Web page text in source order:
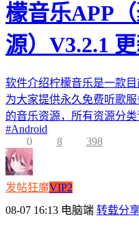
檬音乐APP
源）V3.2.1
软件介绍柠檬音乐是一款
为大家提供永久免费听歌
的音乐资源，所有资源分
#Android
0
8 398
发帖狂魔VIP2
08-07 16:13 电脑端 转载分